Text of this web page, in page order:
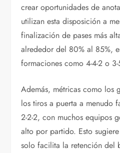
crear oportunidades de
utilizan esta disposición a
finalización de pases más
alrededor del 80% al 85%,
formaciones como 4-4-2 o 3-
Además, métricas como los
los tiros a puerta a menudo
2-2-2, con muchos equipos
alto por partido. Esto
solo facilita la retención del